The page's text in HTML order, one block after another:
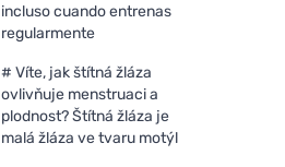
incluso cuando entrenas
regularmente
# Víte, jak štítná žláza
ovlivňuje menstruaci a
plodnost? Štítná žláza je
malá žláza ve tvaru motýl